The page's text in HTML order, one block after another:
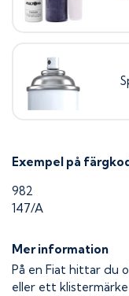
Exempel på
982
147/A
Mer information
På en Fiat hittar du
eller ett